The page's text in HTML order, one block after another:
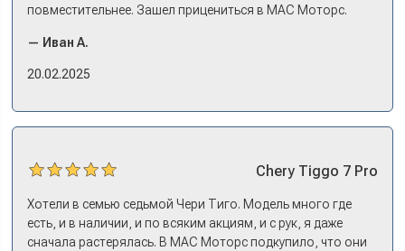
повместительнее. Зашел прицениться в МАС Моторс.
и прям мое! Даже не скажешь, что «китаец». Прям не
вылезая из него и порешали. Спортэйдж в трейд-ин
— Иван А.
20.02.2025
Chery Tiggo 7 Pro
Хотели в семью седьмой Чери Тиго. Модель много где
есть, и в наличии, и по всяким акциям, и с рук, я даже
сначала растерялась. В МАС Моторс подкупило, что они